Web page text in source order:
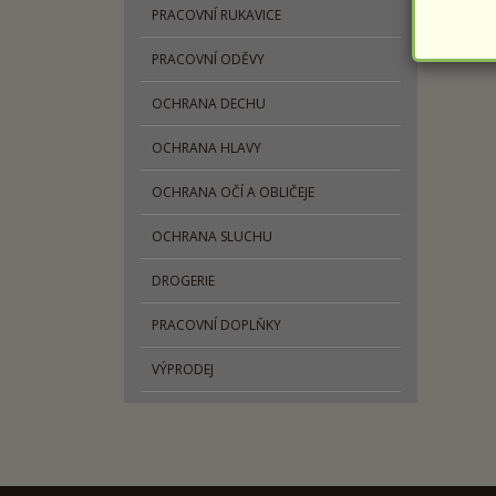
PRACOVNÍ RUKAVICE
PRACOVNÍ ODĚVY
OCHRANA DECHU
OCHRANA HLAVY
OCHRANA OČÍ A OBLIČEJE
OCHRANA SLUCHU
DROGERIE
PRACOVNÍ DOPLŇKY
VÝPRODEJ